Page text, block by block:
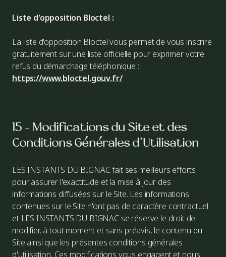
Liste d'opposition Bloctel :
La liste d'opposition Bloctel vous permet de vous inscrire
gratuitement sur une liste officielle pour exprimer votre
refus du démarchage téléphonique :
https://www.bloctel.gouv.fr/
15 - Modifications du Site et des
Conditions Générales d'Utilisation
LES INSTANTS DU BIGNAC fait ses meilleurs efforts
pour assurer l'exactitude et la mise à jour des
informations diffusées sur le Site. Les informations
contenues sur le Site n'ont pas de caractère contractuel
et LES INSTANTS DU BIGNAC se réserve le droit de
modifier, à tout moment et sans préavis, le contenu du
Site ainsi que les présentes conditions générales
d'utilisation. Ces modifications vous engagent et nous